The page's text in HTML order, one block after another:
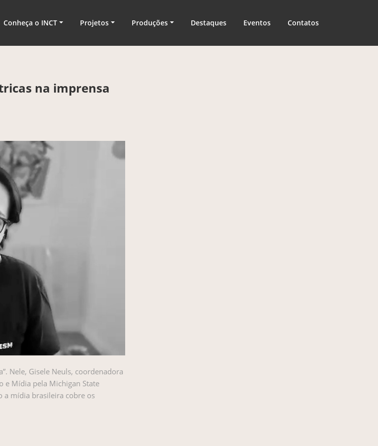
Conheça o INCT Projetos Produções Destaques Eventos Contatos
na imprensa
Nele, Gisele Neuls, coordenadora
e Mídia pela Michigan State
a mídia brasileira cobre os